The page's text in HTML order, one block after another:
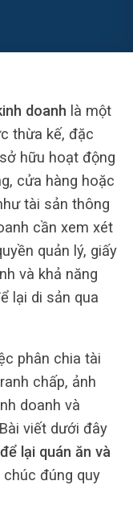
doanh là một
thừa kế, đặc
hữu hoạt động
cửa hàng hoặc
tài sản thông
cần xem xét
quản lý, giấy
và khả năng
lại di sản qua
phân chia tài
chấp, ảnh
doanh và
viết dưới đây
lại quán ăn và
chúc đúng quy